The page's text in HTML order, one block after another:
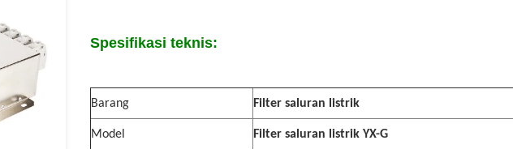
Spesifikasi teknis:
Barang Filter saluran listrik
Model Filter saluran listrik YX-G